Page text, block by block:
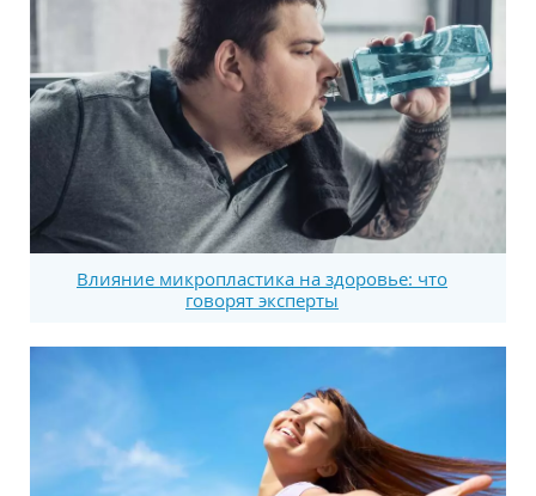
Влияние микропластика на здоровье: что
говорят эксперты